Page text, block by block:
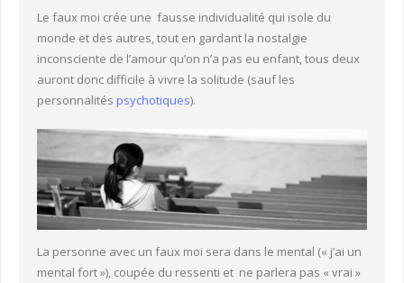
Le faux moi crée une fausse individualité qui isole du
monde et des autres, tout en gardant la nostalgie
inconsciente de l’amour qu’on n’a pas eu enfant, tous deux
auront donc difficile à vivre la solitude (sauf les
personnalités psychotiques).
La personne avec un faux moi sera dans le mental (« j’ai un
mental fort »), coupée du ressenti et ne parlera pas « vrai »